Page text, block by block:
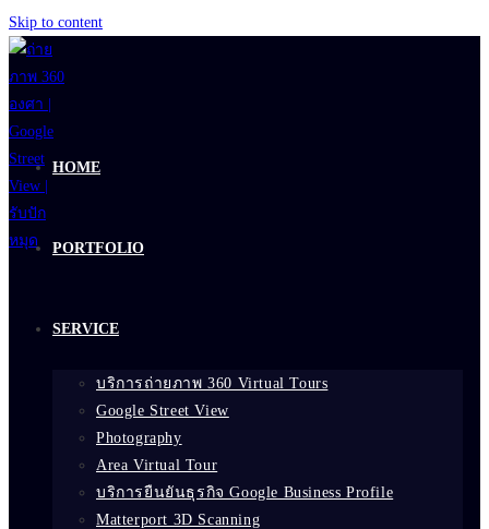
Skip to content
HOME
PORTFOLIO
SERVICE
บริการถ่ายภาพ 360 Virtual Tours
Google Street View
Photography
Area Virtual Tour
บริการยืนยันธุรกิจ Google Business Profile
Matterport 3D Scanning